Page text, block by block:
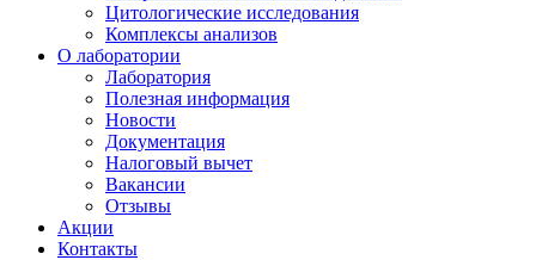
Цитологические исследования
Комплексы анализов
О лаборатории
Лаборатория
Полезная информация
Новости
Документация
Налоговый вычет
Вакансии
Отзывы
Акции
Контакты